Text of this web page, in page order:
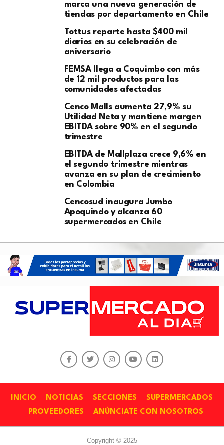
marca una nueva generación de
tiendas por departamento en Chile
Tottus reparte hasta $400 mil
diarios en su celebración de
aniversario
FEMSA llega a Coquimbo con más
de 12 mil productos para las
comunidades afectadas
Cenco Malls aumenta 27,9% su
Utilidad Neta y mantiene margen
EBITDA sobre 90% en el segundo
trimestre
EBITDA de Mallplaza crece 9,6% en
el segundo trimestre mientras
avanza en su plan de crecimiento
en Colombia
Cencosud inaugura Jumbo
Apoquindo y alcanza 60
supermercados en Chile
INICIO NOTICIAS SECCIONES
SUPERMERCADOS
PROVEEDORES
ANÚNCIATE CON NOSOTROS
Copyright © 2025